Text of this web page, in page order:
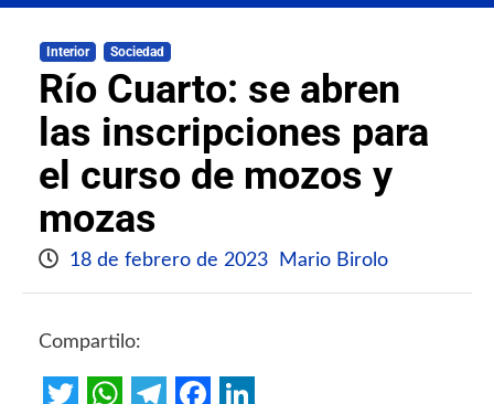
Interior Sociedad
Río Cuarto: se abren
las inscripciones para
el curso de mozos y
mozas
18 de febrero de 2023 Mario Birolo
Compartilo: